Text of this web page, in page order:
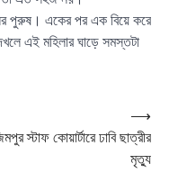
পুরুষ। একের পর এক বিয়ে করে
এই মহিলার ঘাড়ে সমস্তটা
স্টাফ কোয়ার্টারে ঢাবি ছাত্রীর
মৃত্যু
⟶